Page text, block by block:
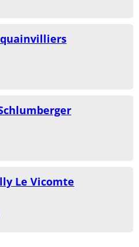
Le Vicomte